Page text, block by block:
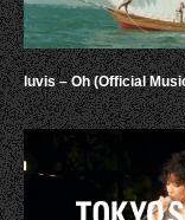
luvis – Oh (Official